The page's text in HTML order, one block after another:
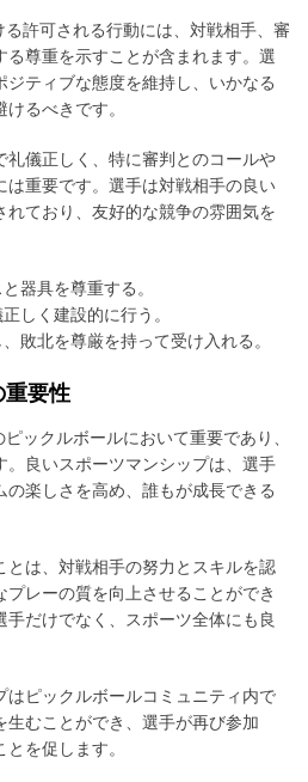
す
る
行
動、
ル
テ
ィ
許可される行動には、対戦相手、審
る尊重を示すことが含まれます。選
ティブな態度を維持し、いかなる
るべきです。
礼儀正しく、特に審判とのコールや
は重要です。選手は対戦相手の良い
れており、友好的な競争の雰囲気を
器具を尊重する。
しく建設的に行う。
敗北を尊厳を持って受け入れる。
重要性
ックルボールにおいて重要であり、
。良いスポーツマンシップは、選手
の楽しさを高め、誰もが成長できる
とは、対戦相手の努力とスキルを認
レーの質を向上させることができ
手だけでなく、スポーツ全体にも良
はピックルボールコミュニティ内で
むことができ、選手が再び参加
を促します。